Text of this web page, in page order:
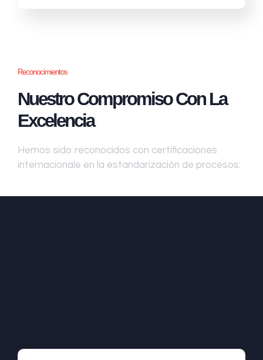
Reconocimientos
Nuestro Compromiso Con La
Excelencia
Hemos sido reconocidos con certificaciones
internacionale en la estandarización de procesos: